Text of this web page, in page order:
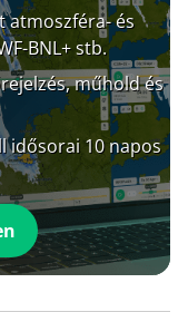
atmoszféra- és
BNL+ stb.
műhold és
idősorai 10 napos